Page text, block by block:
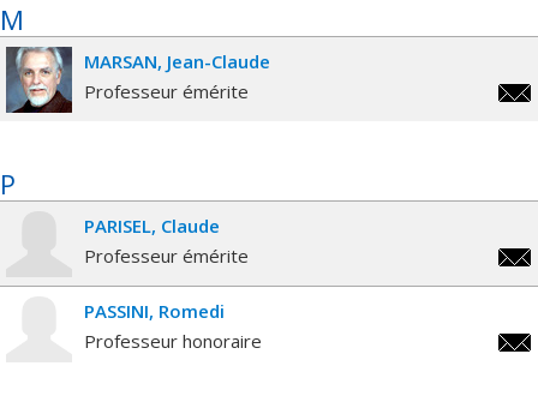
M
MARSAN Jean-Claude
Professeur émérite
P
PARISEL Claude
Professeur émérite
PASSINI Romedi
Professeur honoraire